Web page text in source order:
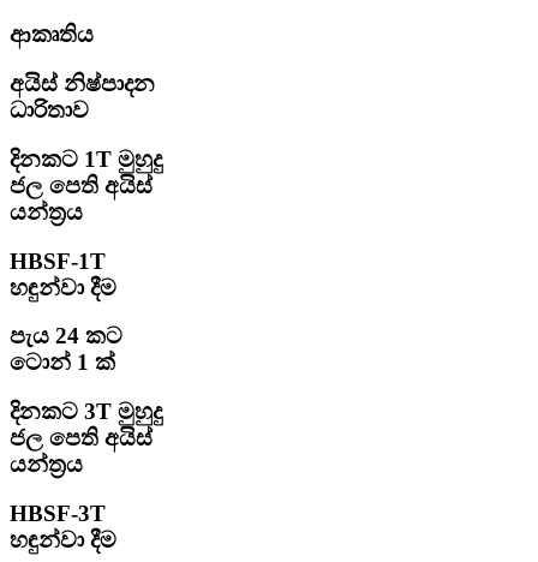
ආකෘතිය
අයිස් නිෂ්පාදන
ධාරිතාව
දිනකට 1T මුහුදු
ජල පෙති අයිස්
යන්ත්‍රය
HBSF-1T
හඳුන්වා දීම
පැය 24 කට
ටොන් 1 ක්
දිනකට 3T මුහුදු
ජල පෙති අයිස්
යන්ත්‍රය
HBSF-3T
හඳුන්වා දීම